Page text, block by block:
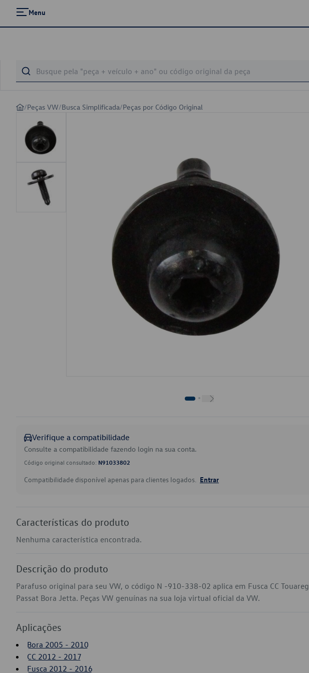
Menu
/Peças VW/Busca Simplificada/Peças por Código Original
Verifique a compatibilidade
Consulte a compatibilidade fazendo login na sua conta.
Código original consultado: N91033802
Compatibilidade disponível apenas para clientes logados. Entrar
Características do produto
Nenhuma característica encontrada.
Descrição do produto
Parafuso original para seu VW, o código N -910-338-02 aplica em Fusca CC Touareg
Passat Bora Jetta. Peças VW genuínas na sua loja virtual oficial da VW.
Aplicações
Bora 2005 - 2010
CC 2012 - 2017
Fusca 2012 - 2016